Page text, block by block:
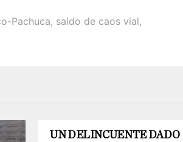
Pachuca, saldo de caos vial,
UN DELINCUENTE DADO